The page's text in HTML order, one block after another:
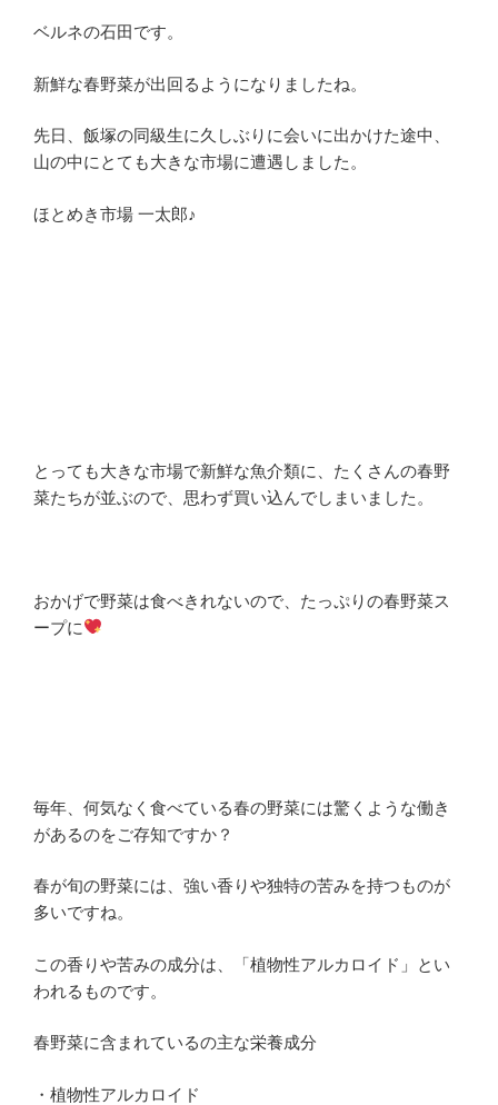
ベルネの石田です。
新鮮な春野菜が出回るようになりましたね。
先日、飯塚の同級生に久しぶりに会いに出かけた途中、
山の中にとても大きな市場に遭遇しました。
ほとめき市場 一太郎♪
とっても大きな市場で新鮮な魚介類に、たくさんの春野
菜たちが並ぶので、思わず買い込んでしまいました。
おかげで野菜は食べきれないので、たっぷりの春野菜ス
ープに
毎年、何気なく食べている春の野菜には驚くような働き
があるのをご存知ですか？
春が旬の野菜には、強い香りや独特の苦みを持つものが
多いですね。
この香りや苦みの成分は、「植物性アルカロイド」とい
われるものです。
春野菜に含まれているの主な栄養成分
・植物性アルカロイド